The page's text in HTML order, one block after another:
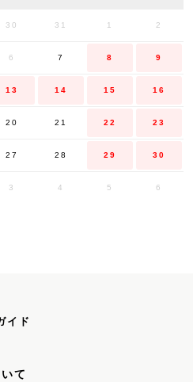
30 31 1 2
6 7 8 9
13 14 15 16
20 21 22 23
27 28 29 30
3 4 5 6
イド
て